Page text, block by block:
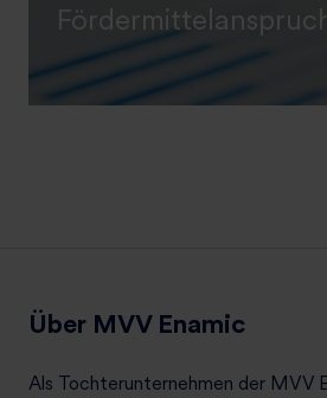
Über MVV Enamic
Als Tochterunternehmen der MVV